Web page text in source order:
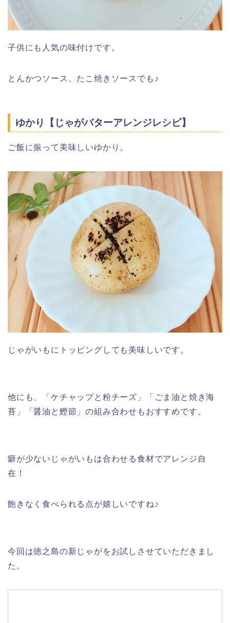
子供にも人気の味付けです。
とんかつソース、たこ焼きソースでも♪
ゆかり【じゃがバターアレンジレシピ】
ご飯に振って美味しいゆかり。
じゃがいもにトッピングしても美味しいです。
他にも、「ケチャップと粉チーズ」「ごま油と焼き海
苔」「醤油と鰹節」の組み合わせもおすすめです。
癖が少ないじゃがいもは合わせる食材でアレンジ自
在！
飽きなく食べられる点が嬉しいですね♪
今回は徳之島の新じゃがをお試しさせていただきまし
た。